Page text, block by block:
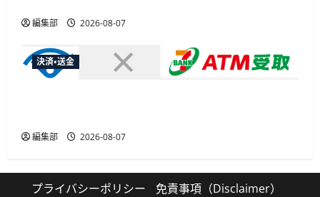
編集部 2026-08-07
決済・送金
編集部 2026-08-07
プライバシーポリシー
免責事項（Disclaimer）